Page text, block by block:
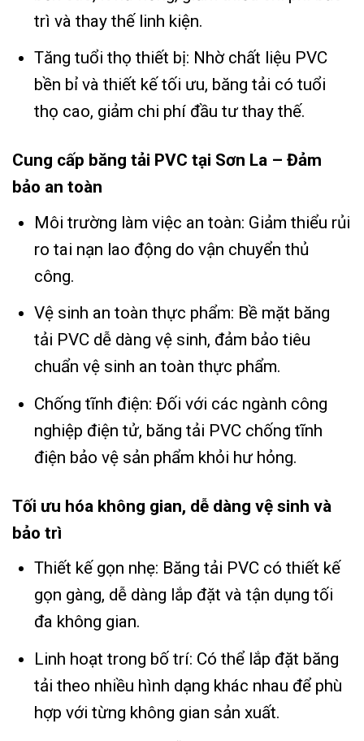
trì và thay thế linh kiện.
Tăng tuổi thọ thiết bị: Nhờ chất liệu PVC
bền bỉ và thiết kế tối ưu, băng tải có tuổi
thọ cao, giảm chi phí đầu tư thay thế.
Cung cấp băng tải PVC tại Sơn La – Đảm
bảo an toàn
Môi trường làm việc an toàn: Giảm thiểu rủi
ro tai nạn lao động do vận chuyển thủ
công.
Vệ sinh an toàn thực phẩm: Bề mặt băng
tải PVC dễ dàng vệ sinh, đảm bảo tiêu
chuẩn vệ sinh an toàn thực phẩm.
Chống tĩnh điện: Đối với các ngành công
nghiệp điện tử, băng tải PVC chống tĩnh
điện bảo vệ sản phẩm khỏi hư hỏng.
Tối ưu hóa không gian, dễ dàng vệ sinh và
bảo trì
Thiết kế gọn nhẹ: Băng tải PVC có thiết kế
gọn gàng, dễ dàng lắp đặt và tận dụng tối
đa không gian.
Linh hoạt trong bố trí: Có thể lắp đặt băng
tải theo nhiều hình dạng khác nhau để phù
hợp với từng không gian sản xuất.